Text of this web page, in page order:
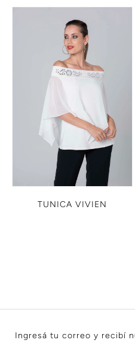
TUNICA VIVIEN
Ingresá tu correo y recibí